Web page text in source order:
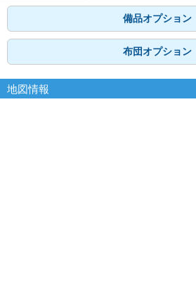
備品オプション
布団オプション
地図情報